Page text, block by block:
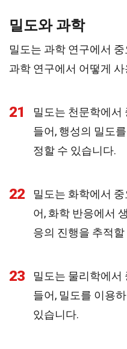
밀도와 과학
밀도는 과학 연구에서
과학 연구에서 어떻게
21
밀도는 천문학에서
들어, 행성의 밀도
정할 수 있습니다.
22
밀도는 화학에서
어, 화학 반응에서
응의 진행을 추적
23
밀도는 물리학에서
들어, 밀도를 이용
있습니다.